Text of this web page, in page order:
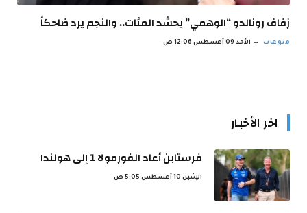
زفاف رونالدو “الوهمي” يحشد المئات.. والنجم يرد ضاحكاً
منوعات الأحد 09 أغسطس 12:06 ص
اخر الأخبار
فرستابن أعاد الفورمولا 1 إلى هولندا
الإثنين 10 أغسطس 5:05 ص